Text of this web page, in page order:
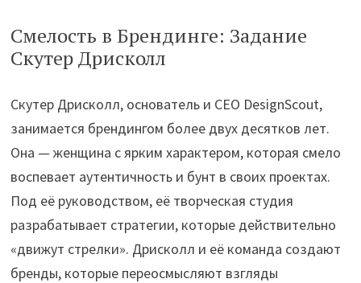
Смелость в Брендинге: Задание
Скутер Дрисколл
Скутер Дрисколл, основатель и CEO DesignScout,
занимается брендингом более двух десятков лет.
Она — женщина с ярким характером, которая смело
воспевает аутентичность и бунт в своих проектах.
Под её руководством, её творческая студия
разрабатывает стратегии, которые действительно
«движут стрелки». Дрисколл и её команда создают
бренды, которые переосмысляют взгляды